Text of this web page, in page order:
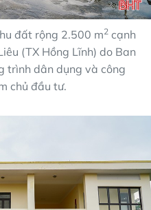
đất rộng 2.500 m2 cạnh
(TX Hồng Lĩnh) do Ban
trình dân dụng và công
chủ đầu tư.